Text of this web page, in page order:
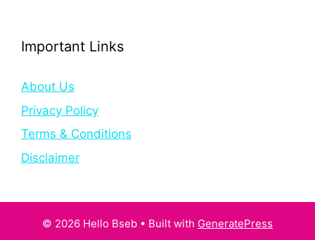
Important Links
About Us
Privacy Policy
Terms & Conditions
Disclaimer
© 2026 Hello Bseb • Built with GeneratePress